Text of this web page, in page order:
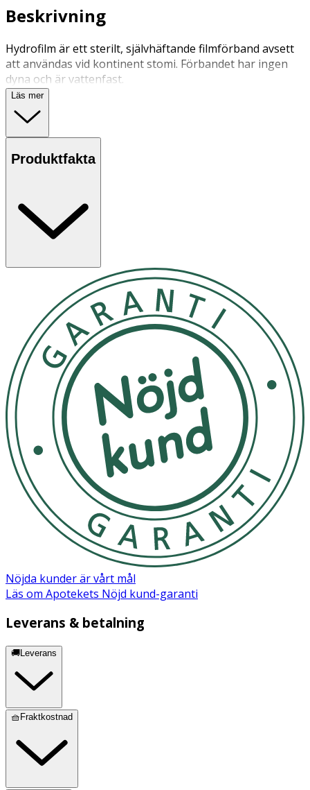
Beskrivning
Hydrofilm är ett sterilt, självhäftande filmförband avsett
att användas vid kontinent stomi. Förbandet har ingen
dyna och är vattenfast.
Läs mer
Produktfakta
Nöjda kunder är vårt mål
Läs om Apotekets Nöjd kund-garanti
Leverans & betalning
🚚Leverans
🧺Fraktkostnad